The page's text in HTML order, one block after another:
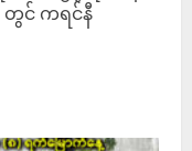
တွင် ကရင်နီ